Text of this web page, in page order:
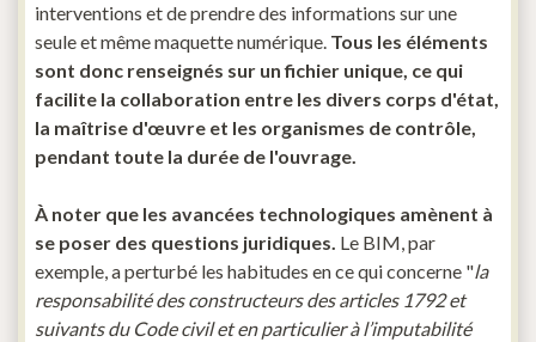
interventions et de prendre des informations sur une
seule et même maquette numérique. Tous les éléments
sont donc renseignés sur un fichier unique, ce qui
facilite la collaboration entre les divers corps d'état,
la maîtrise d'œuvre et les organismes de contrôle,
pendant toute la durée de l'ouvrage.
À noter que les avancées technologiques amènent à
se poser des questions juridiques. Le BIM, par
exemple, a perturbé les habitudes en ce qui concerne "la
responsabilité des constructeurs des articles 1792 et
suivants du Code civil et en particulier à l’imputabilité